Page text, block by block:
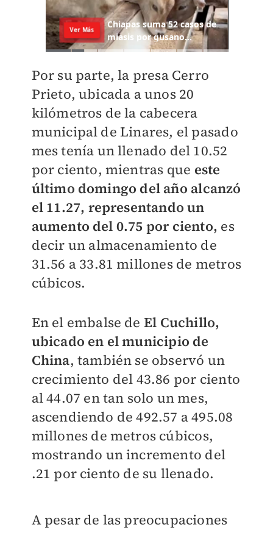
Por su parte, la presa Cerro
Prieto, ubicada a unos 20
kilómetros de la cabecera
municipal de Linares, el pasado
mes tenía un llenado del 10.52
por ciento, mientras que este
último domingo del año alcanzó
el 11.27, representando un
aumento del 0.75 por ciento, es
decir un almacenamiento de
31.56 a 33.81 millones de metros
cúbicos.
En el embalse de El Cuchillo,
ubicado en el municipio de
China, también se observó un
crecimiento del 43.86 por ciento
al 44.07 en tan solo un mes,
ascendiendo de 492.57 a 495.08
millones de metros cúbicos,
mostrando un incremento del
.21 por ciento de su llenado.
A pesar de las preocupaciones